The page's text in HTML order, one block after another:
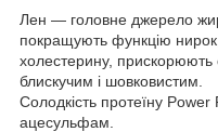
Лен — головне джерело
покращують функцію
холестерину, прискорюють
блискучим і шовковистим.
Солодкість протеїну
ацесульфам.